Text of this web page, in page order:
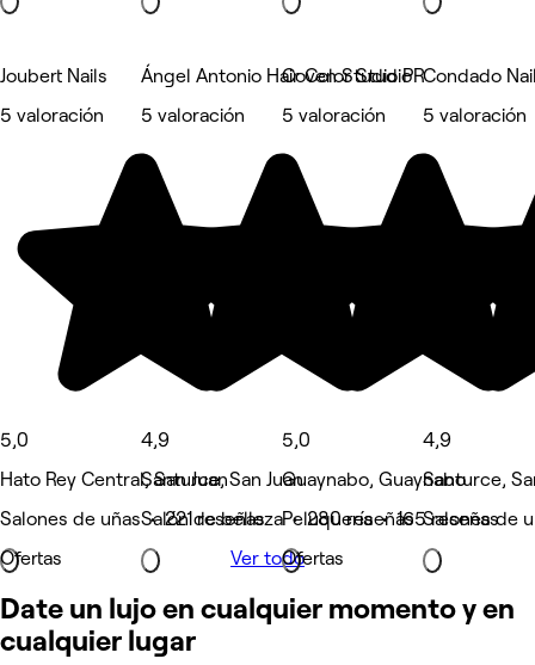
Joubert Nails
5 valoración
5,0
Hato Rey Central, San Juan
Salones de uñas • 221 reseñas
Ofertas
Ángel Antonio Hair Color Studio
5 valoración
4,9
Santurce, San Juan
Salón de belleza • 280 reseñas
Coven Studio PR
5 valoración
5,0
Guaynabo, Guaynabo
Peluquería • 165 reseñas
Ofertas
Condado
5 valoración
4,9
Santurce,
Salones de
Ver todo
Date un lujo en cualquier momento y en
cualquier lugar